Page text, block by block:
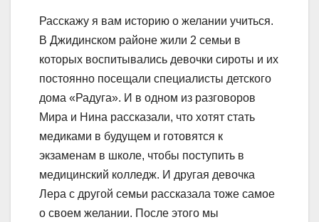
Расскажу я вам историю о желании учиться.
В Джидинском районе жили 2 семьи в
которых воспитывались девочки сироты и их
постоянно посещали специалисты детского
дома «Радуга». И в одном из разговоров
Мира и Нина рассказали, что хотят стать
медиками в будущем и готовятся к
экзаменам в школе, чтобы поступить в
медицинский колледж. И другая девочка
Лера с другой семьи рассказала тоже самое
о своем желании. После этого мы